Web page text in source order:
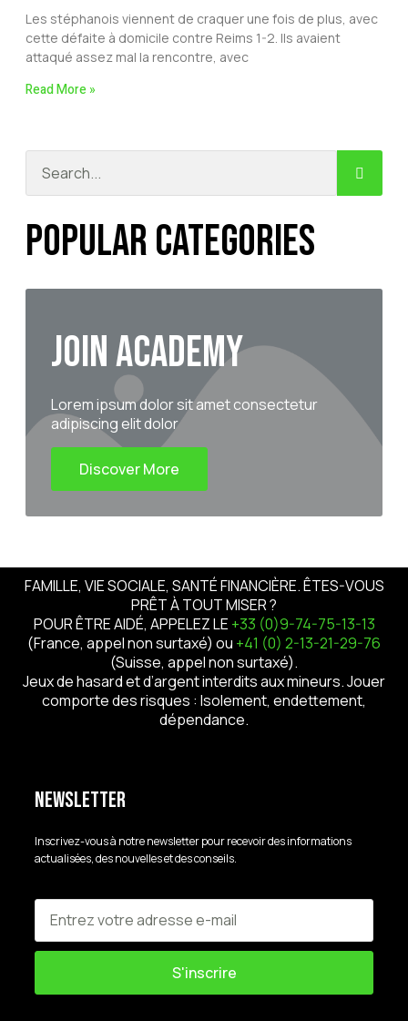
Les stéphanois viennent de craquer une fois de plus, avec
cette défaite à domicile contre Reims 1-2. Ils avaient
attaqué assez mal la rencontre, avec
Read More »
Popular Categories
Join Academy
Lorem ipsum dolor sit amet consectetur
adipiscing elit dolor
Discover More
FAMILLE, VIE SOCIALE, SANTÉ FINANCIÈRE. ÊTES-VOUS
PRÊT À TOUT MISER ?
POUR ÊTRE AIDÉ, APPELEZ LE +33 (0)9-74-75-13-13
(France, appel non surtaxé) ou +41 (0) 2-13-21-29-76
(Suisse, appel non surtaxé).
Jeux de hasard et d’argent interdits aux mineurs. Jouer
comporte des risques : Isolement, endettement,
dépendance.
Newsletter
Inscrivez-vous à notre newsletter pour recevoir des informations
actualisées, des nouvelles et des conseils.
S'inscrire